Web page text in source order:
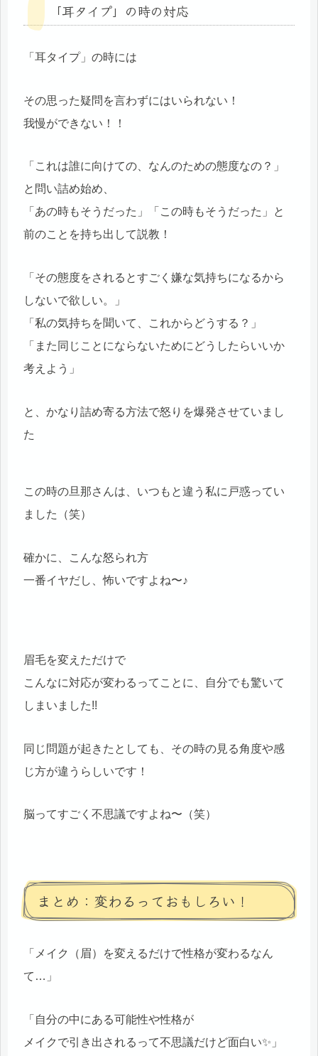
「耳タイプ」の時の対応
「耳タイプ」の時には
その思った疑問を言わずにはいられない！
我慢ができない！！
「これは誰に向けての、なんのための態度なの？」
と問い詰め始め、
「あの時もそうだった」「この時もそうだった」と
前のことを持ち出して説教！
「その態度をされるとすごく嫌な気持ちになるから
しないで欲しい。」
「私の気持ちを聞いて、これからどうする？」
「また同じことにならないためにどうしたらいいか
考えよう」
と、かなり詰め寄る方法で怒りを爆発させていまし
た
この時の旦那さんは、いつもと違う私に戸惑ってい
ました（笑）
確かに、こんな怒られ方
一番イヤだし、怖いですよね〜♪
眉毛を変えただけで
こんなに対応が変わるってことに、自分でも驚いて
しまいました!!
同じ問題が起きたとしても、その時の見る角度や感
じ方が違うらしいです！
脳ってすごく不思議ですよね〜（笑）
まとめ：変わるっておもしろい！
「メイク（眉）を変えるだけで性格が変わるなん
て…」
「自分の中にある可能性や性格が
メイクで引き出されるって不思議だけど面白い✨」